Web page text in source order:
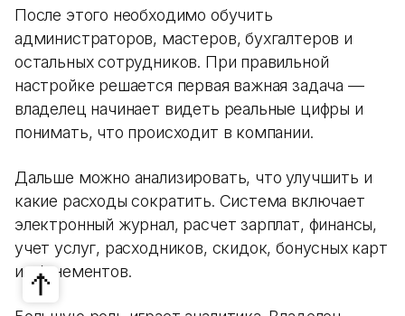
После этого необходимо обучить
администраторов, мастеров, бухгалтеров и
остальных сотрудников. При правильной
настройке решается первая важная задача —
владелец начинает видеть реальные цифры и
понимать, что происходит в компании.
Дальше можно анализировать, что улучшить и
какие расходы сократить. Система включает
электронный журнал, расчет зарплат, финансы,
учет услуг, расходников, скидок, бонусных карт
и абонементов.